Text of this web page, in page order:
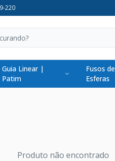
220
Guia Linear |
Patim
Fusos de
Esferas
Produto não encontrado